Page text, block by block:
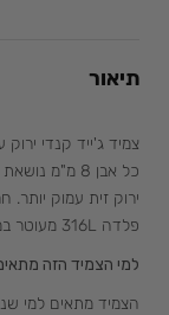
תיאור
צמיד ג'ייד קנדי ירוק
כל אבן 8 מ"מ
ירוק זית עמוק יותר.
פלדה 316L מעוטר במרכז מעניק לעיצוב אופי מעודן.
למי הצמיד הזה
הצמיד מתאים למי